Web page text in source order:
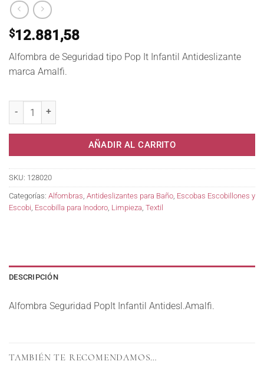
$12.881,58
Alfombra de Seguridad tipo Pop It Infantil Antideslizante
marca Amalfi.
AÑADIR AL CARRITO
SKU: 128020
Categorías: Alfombras Antideslizantes para Baño Escobas Escobillones y
Escobi Escobilla para Inodoro Limpieza Textil
DESCRIPCIÓN
Alfombra Seguridad PopIt Infantil Antidesl.Amalfi.
TAMBIÉN TE RECOMENDAMOS…